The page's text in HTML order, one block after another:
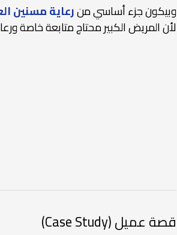
وبيكون جزء أساسي منرعاية مسنين
لأن المريض الكبير محتاج متابعة خاصة
قصة عميل (Case Study)